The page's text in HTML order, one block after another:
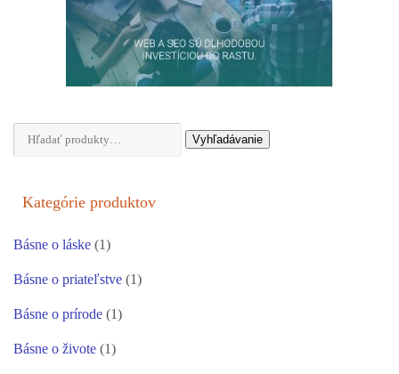
Hľadať: Vyhľadávanie
Kategórie produktov
Básne o láske (1)
Básne o priateľstve (1)
Básne o prírode (1)
Básne o živote (1)